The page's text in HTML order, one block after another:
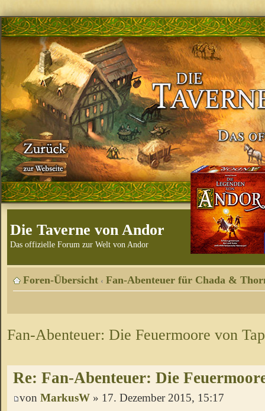
Die Taverne von Andor
Das offizielle Forum zur Welt von Andor
Foren-Übersicht ‹ Fan-Abenteuer für Chada &
Fan-Abenteuer: Die Feuermoore von
Re: Fan-Abenteuer: Die
von MarkusW » 17. Dezember 2015, 15:17